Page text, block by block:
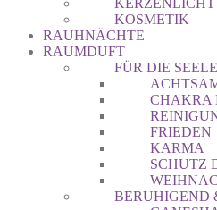
KERZENLICHT
KOSMETIK
RAUHNÄCHTE
RAUMDUFT
FÜR DIE SEELE
CHAKRA
FRIEDEN
KARMA
SCHUTZ
BERUHIGEND